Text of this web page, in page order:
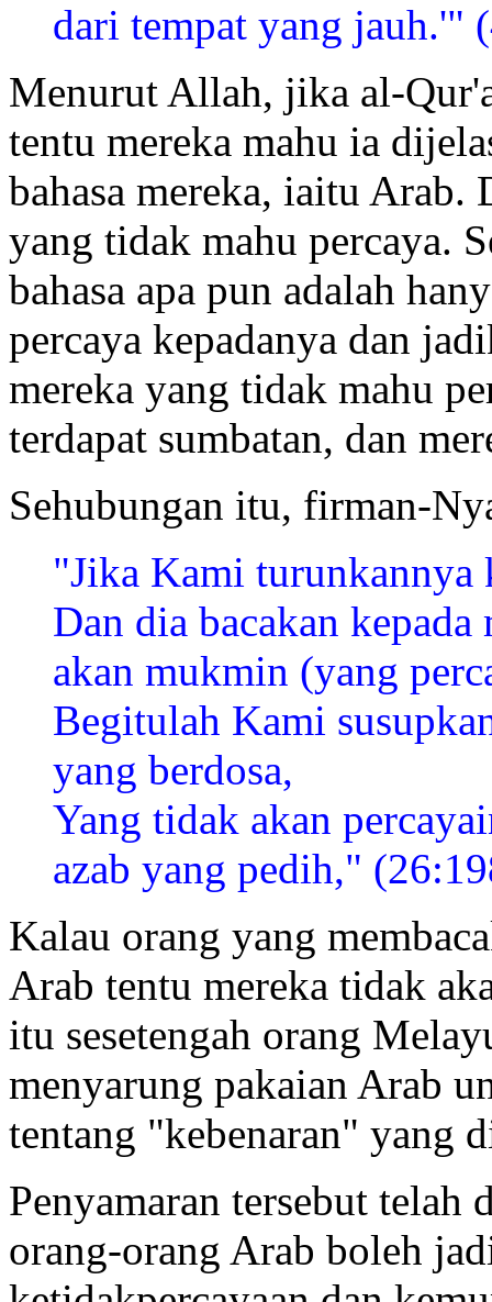
dari tempat yang jauh.'"
Menurut Allah, jika al-
tentu mereka mahu ia
bahasa mereka, iaitu
yang tidak mahu percaya.
bahasa apa pun adalah
percaya kepadanya dan
mereka yang tidak mahu
terdapat sumbatan, dan
Sehubungan itu, firman-
"Jika Kami turunkannya
Dan dia bacakan
akan mukmin (yang
Begitulah Kami
yang berdosa,
Yang tidak akan
azab yang pedih,"
Kalau orang yang
Arab tentu mereka tidak
itu sesetengah orang
menyarung pakaian Arab
tentang "kebenaran" yang
Penyamaran tersebut telah
orang-orang Arab boleh